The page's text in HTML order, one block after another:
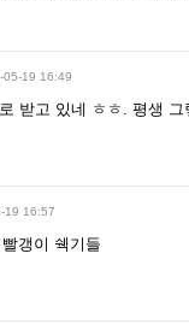
05-19 16:49
받고 있네 ㅎㅎ. 평생
19 16:57
갱이 쉑기들